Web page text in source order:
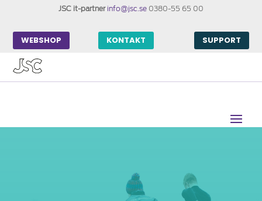
JSC it-partner info@jsc.se 0380-55 65 00
WEBSHOP KONTAKT SUPPORT